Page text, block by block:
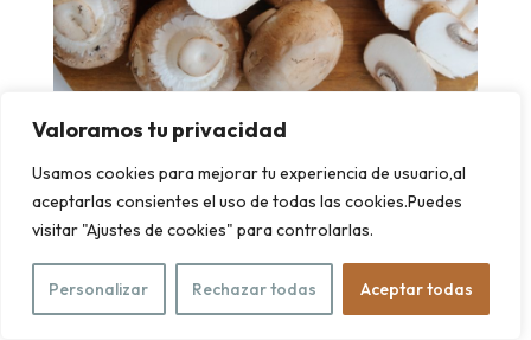
Valoramos tu privacidad
Usamos cookies para mejorar tu experiencia de usuario,al
aceptarlas consientes el uso de todas las cookies.Puedes
visitar "Ajustes de cookies" para controlarlas.
Personalizar Rechazar todas Aceptar todas
-raspo las zanahorias y las coloco en
una fuente de horno engrasada con
aceite de oliva donde quepan unas al
lado de otras. Las rocío con sal, aceite